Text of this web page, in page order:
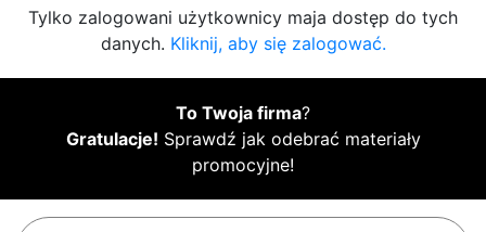
Tylko zalogowani użytkownicy maja dostęp do tych
danych. Kliknij, aby się zalogować.
To Twoja firma?
Gratulacje! Sprawdź jak odebrać materiały
promocyjne!